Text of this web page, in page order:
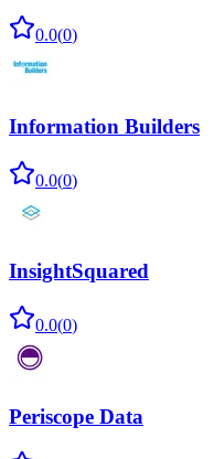
0.0(0)
Information Builders
0.0(0)
InsightSquared
0.0(0)
Periscope Data